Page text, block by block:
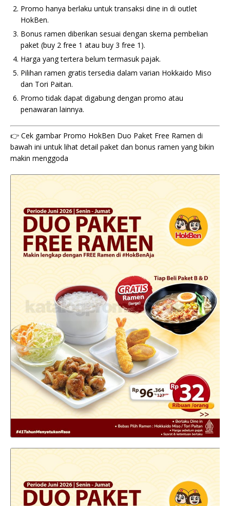
Promo hanya berlaku untuk transaksi dine in di outlet
HokBen.
Bonus ramen diberikan sesuai dengan skema pembelian
paket (buy 2 free 1 atau buy 3 free 1).
Harga yang tertera belum termasuk pajak.
Pilihan ramen gratis tersedia dalam varian Hokkaido Miso
dan Tori Paitan.
Promo tidak dapat digabung dengan promo atau
penawaran lainnya.
👉 Cek gambar Promo HokBen Duo Paket Free Ramen di
bawah ini untuk lihat detail paket dan bonus ramen yang bikin
makin menggoda